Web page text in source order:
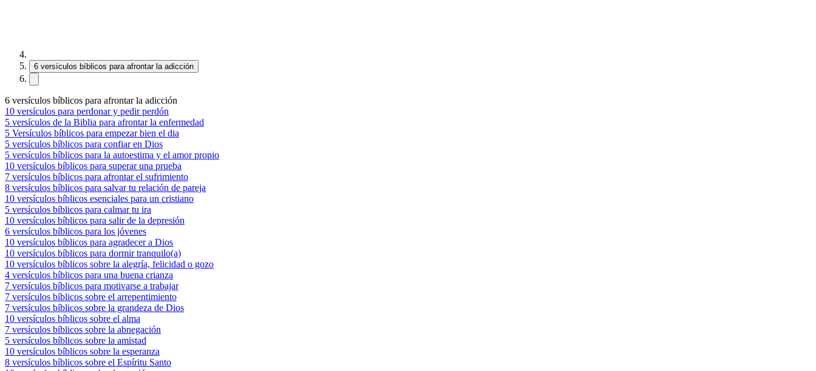
6 versículos bíblicos para afrontar la adicción
6 versículos bíblicos para afrontar la adicción
10 versículos para perdonar y pedir perdón
5 versículos de la Biblia para afrontar la enfermedad
5 Versículos bíblicos para empezar bien el dia
5 versículos bíblicos para confiar en Dios
5 versículos bíblicos para la autoestima y el amor propio
10 versículos bíblicos para superar una prueba
7 versículos bíblicos para afrontar el sufrimiento
8 versículos bíblicos para salvar tu relación de pareja
10 versículos bíblicos esenciales para un cristiano
5 versículos bíblicos para calmar tu ira
10 versículos bíblicos para salir de la depresión
6 versículos bíblicos para los jóvenes
10 versículos bíblicos para agradecer a Dios
10 versículos bíblicos para dormir tranquilo(a)
10 versículos bíblicos sobre la alegría, felicidad o gozo
4 versículos bíblicos para una buena crianza
7 versículos bíblicos para motivarse a trabajar
7 versículos bíblicos sobre el arrepentimiento
7 versículos bíblicos sobre la grandeza de Dios
10 versículos bíblicos sobre el alma
7 versículos bíblicos sobre la abnegación
5 versículos bíblicos sobre la amistad
10 versículos bíblicos sobre la esperanza
8 versículos bíblicos sobre el Espíritu Santo